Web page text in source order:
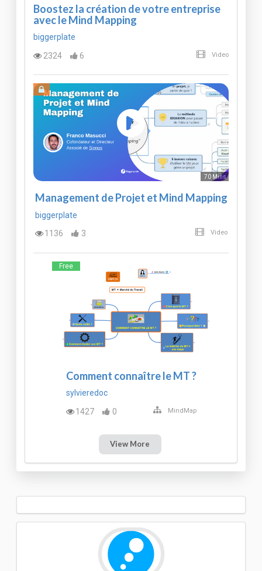
Boostez la création de votre entreprise
avec le Mind Mapping
biggerplate
2324
6 Video
70 Mins
Management de Projet et Mind Mapping
biggerplate
1136
3 Video
Free
Comment connaître le MT ?
sylvieredoc
1427
0 MindMap
View More